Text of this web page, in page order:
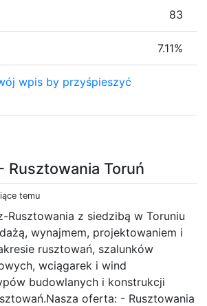
Rusztowania Toruń
temu
Rusztowania z siedzibą w Toruniu
wynajmem, projektowaniem i
rusztowań, szalunków
wciągarek i wind
budowlanych i konstrukcji
oferta: - Rusztowania
83
7.11%
wpis by przyśpieszyć